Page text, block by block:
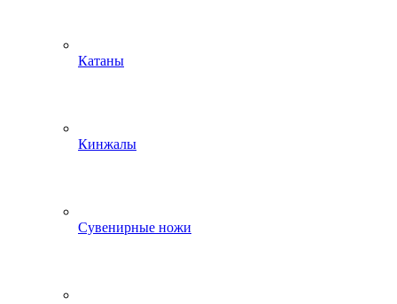
Катаны
Кинжалы
Сувенирные ножи